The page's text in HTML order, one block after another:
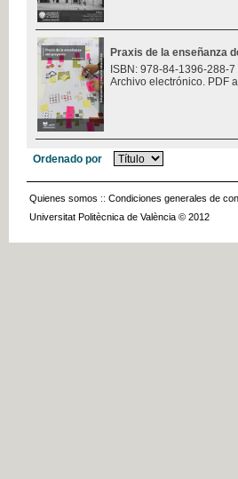
Praxis de la enseñanza
ISBN: 978-84-1396-288-7
Archivo electrónico. PDF
Ordenado por
Quienes somos :: Condiciones generales de
Universitat Politècnica de València © 2012